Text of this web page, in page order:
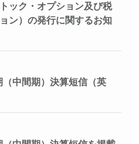
ック・オプション及び税
ン）の発行に関するお知
中間期）決算短信（英